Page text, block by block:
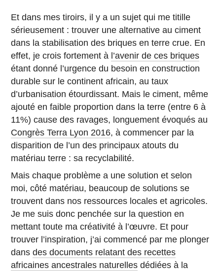
Et dans mes tiroirs, il y a un sujet qui me titille
sérieusement : trouver une alternative au ciment
dans la stabilisation des briques en terre crue. En
effet, je crois fortement à l’avenir de ces briques
étant donné l’urgence du besoin en construction
durable sur le continent africain, au taux
d’urbanisation étourdissant. Mais le ciment, même
ajouté en faible proportion dans la terre (entre 6 à
11%) cause des ravages, longuement évoqués au
Congrès Terra Lyon 2016, à commencer par la
disparition de l’un des principaux atouts du
matériau terre : sa recyclabilité.
Mais chaque problème a une solution et selon
moi, côté matériau, beaucoup de solutions se
trouvent dans nos ressources locales et agricoles.
Je me suis donc penchée sur la question en
mettant toute ma créativité à l’œuvre. Et pour
trouver l’inspiration, j’ai commencé par me plonger
dansdes documents relatant des recettes
africaines ancestrales naturelles dédiées à la